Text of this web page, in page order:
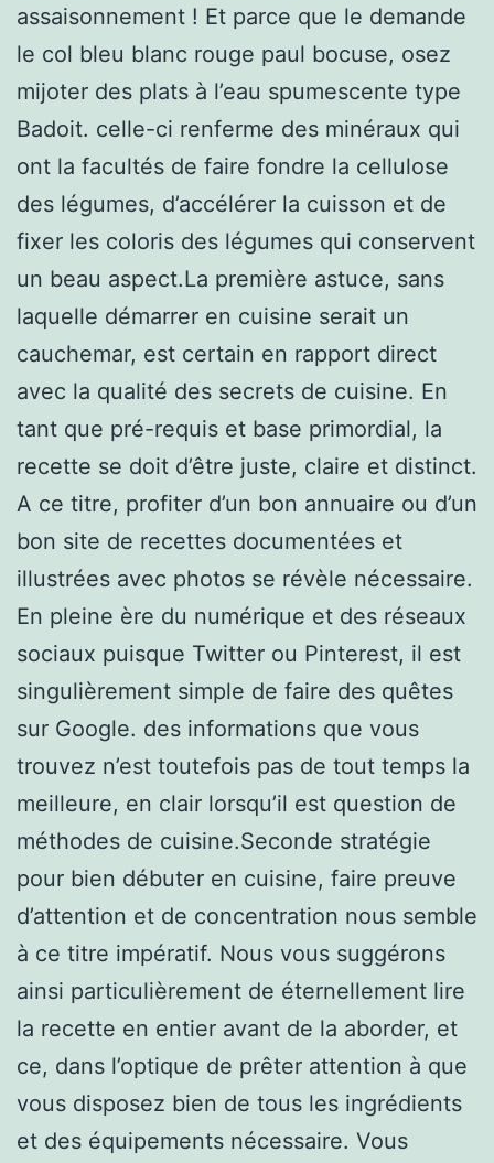
assaisonnement ! Et parce que le demande
le col bleu blanc rouge paul bocuse, osez
mijoter des plats à l’eau spumescente type
Badoit. celle-ci renferme des minéraux qui
ont la facultés de faire fondre la cellulose
des légumes, d’accélérer la cuisson et de
fixer les coloris des légumes qui conservent
un beau aspect.La première astuce, sans
laquelle démarrer en cuisine serait un
cauchemar, est certain en rapport direct
avec la qualité des secrets de cuisine. En
tant que pré-requis et base primordial, la
recette se doit d’être juste, claire et distinct.
A ce titre, profiter d’un bon annuaire ou d’un
bon site de recettes documentées et
illustrées avec photos se révèle nécessaire.
En pleine ère du numérique et des réseaux
sociaux puisque Twitter ou Pinterest, il est
singulièrement simple de faire des quêtes
sur Google. des informations que vous
trouvez n’est toutefois pas de tout temps la
meilleure, en clair lorsqu’il est question de
méthodes de cuisine.Seconde stratégie
pour bien débuter en cuisine, faire preuve
d’attention et de concentration nous semble
à ce titre impératif. Nous vous suggérons
ainsi particulièrement de éternellement lire
la recette en entier avant de la aborder, et
ce, dans l’optique de prêter attention à que
vous disposez bien de tous les ingrédients
et des équipements nécessaire. Vous